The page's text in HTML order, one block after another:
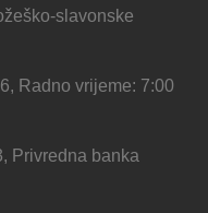
slavonske
Radno vrijeme: 7:00
Privredna banka